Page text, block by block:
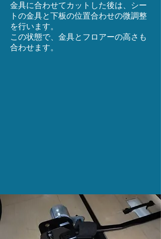
金具に合わせてカットした後は、シー
トの金具と下板の位置合わせの微調整
を行います。
​この状態で、金具とフロアーの高さも
合わせます。